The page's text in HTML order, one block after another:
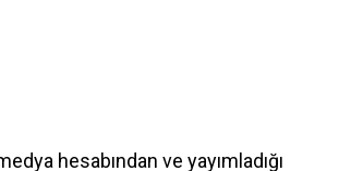
hesabından ve yayımladığı